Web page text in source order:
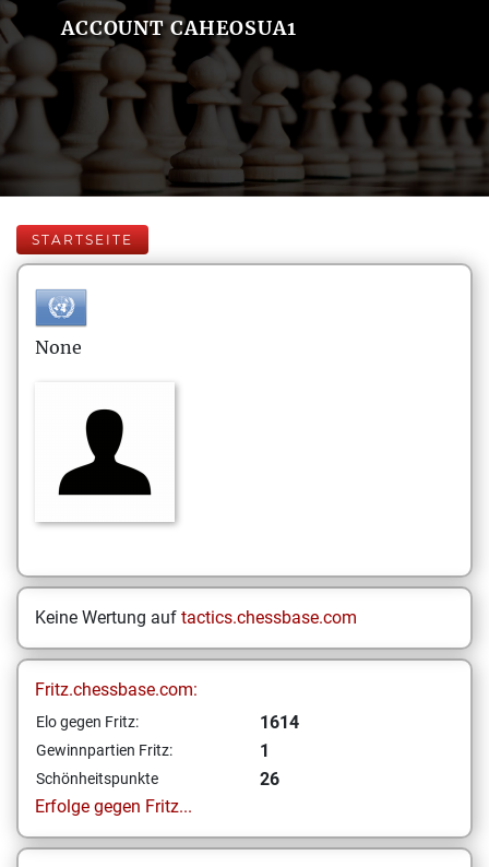
ACCOUNT CAHEOSUA1
STARTSEITE
None
Keine Wertung auf tactics.chessbase.com
Fritz.chessbase.com:
Elo gegen Fritz: 1614
Gewinnpartien Fritz: 1
Schönheitspunkte
26
Erfolge gegen Fritz...